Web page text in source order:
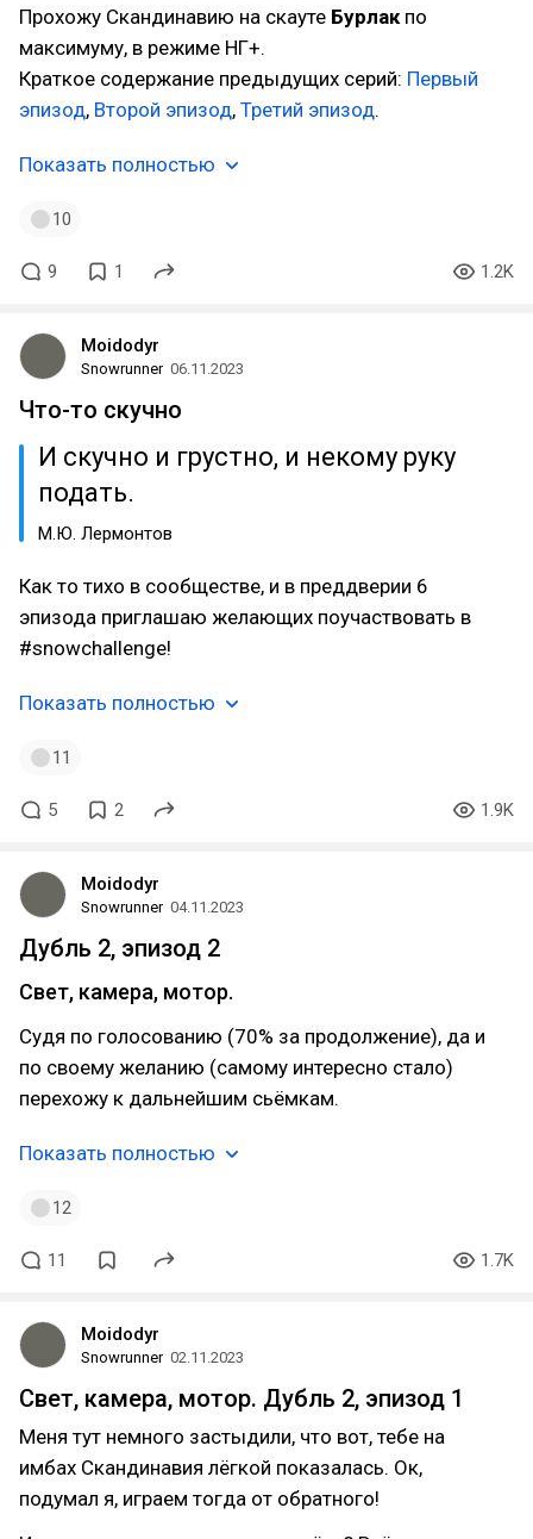
Прохожу Скандинавию на скауте Бурлак по
максимуму, в режиме НГ+.
Краткое содержание предыдущих серий: Первый
эпизод, Второй эпизод, Третий эпизод.
Показать полностью
10
9 1 1.2K
Moidodyr
Snowrunner 06.11.2023
Что-то скучно
И скучно и грустно, и некому руку
подать.
М.Ю. Лермонтов
Как то тихо в сообществе, и в преддверии 6
эпизода приглашаю желающих поучаствовать в
#snowchallenge!
Показать полностью
11
5 2 1.9K
Moidodyr
Snowrunner 04.11.2023
Дубль 2, эпизод 2
Свет, камера, мотор.
Судя по голосованию (70% за продолжение), да и
по своему желанию (самому интересно стало)
перехожу к дальнейшим сьёмкам.
Показать полностью
12
11 1.7K
Moidodyr
Snowrunner 02.11.2023
Свет, камера, мотор. Дубль 2, эпизод 1
Меня тут немного застыдили, что вот, тебе на
имбах Скандинавия лёгкой показалась. Ок,
подумал я, играем тогда от обратного!